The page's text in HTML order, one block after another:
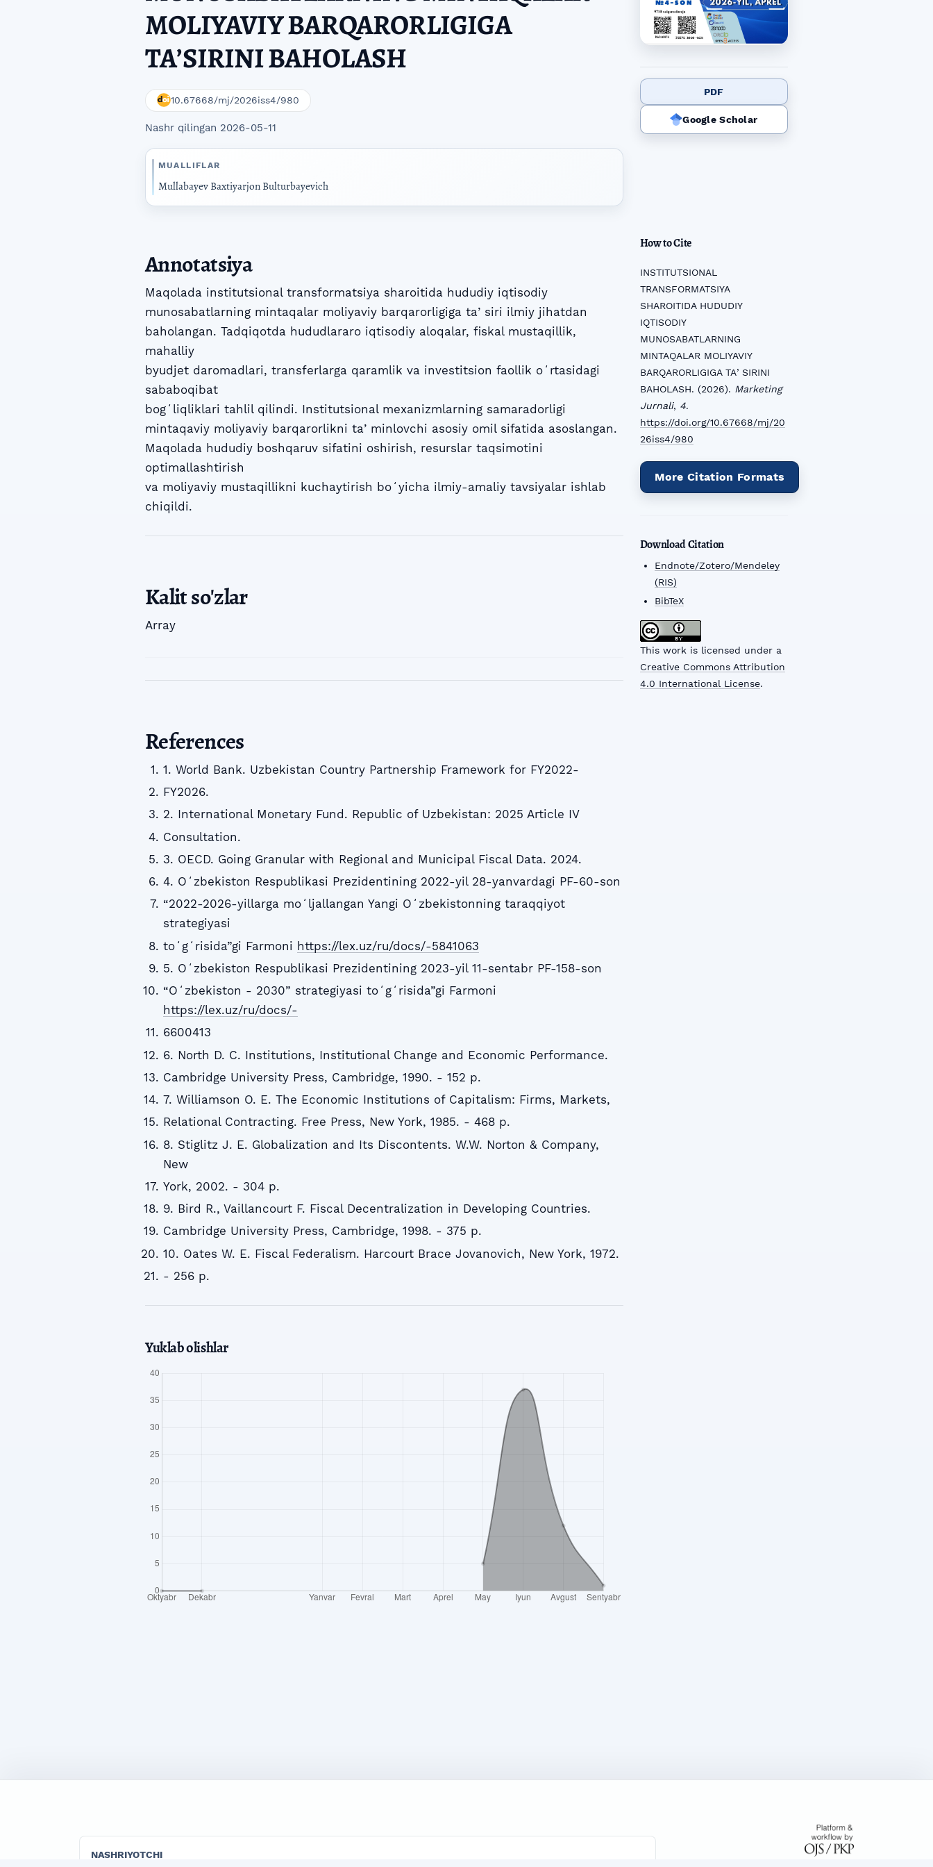
MOLIYAVIY BARQARORLIGIGA
TAʼSIRINI BAHOLASH
10.67668/mj/2026iss4/980
Nashr qilingan 2026-05-11
MUALLIFLAR
Mullabayev Baxtiyarjon Bulturbayevich
PDF
Google Scholar
How to Cite
INSTITUTSIONAL
TRANSFORMATSIYA
SHAROITIDA HUDUDIY
IQTISODIY
MUNOSABATLARNING
MINTAQALAR MOLIYAVIY
BARQARORLIGIGA TAʼSIRINI
BAHOLASH. (2026). Marketing
Jurnali, 4.
https://doi.org/10.67668/mj/20
26iss4/980
More Citation Formats
Download Citation
Endnote/Zotero/Mendeley
(RIS)
BibTeX
This work is licensed under a
Creative Commons Attribution
4.0 International License.
Annotatsiya
Maqolada institutsional transformatsiya sharoitida hududiy iqtisodiy
munosabatlarning mintaqalar moliyaviy barqarorligiga taʼsiri ilmiy jihatdan
baholangan. Tadqiqotda hududlararo iqtisodiy aloqalar, fiskal mustaqillik,
mahalliy
byudjet daromadlari, transferlarga qaramlik va investitsion faollik oʻrtasidagi
sababoqibat
bogʻliqliklari tahlil qilindi. Institutsional mexanizmlarning samaradorligi
mintaqaviy moliyaviy barqarorlikni taʼminlovchi asosiy omil sifatida asoslangan.
Maqolada hududiy boshqaruv sifatini oshirish, resurslar taqsimotini
optimallashtirish
va moliyaviy mustaqillikni kuchaytirish boʻyicha ilmiy-amaliy tavsiyalar ishlab
chiqildi.
Kalit so'zlar
Array
References
1. World Bank. Uzbekistan Country Partnership Framework for FY2022-
FY2026.
2. International Monetary Fund. Republic of Uzbekistan: 2025 Article IV
Consultation.
3. OECD. Going Granular with Regional and Municipal Fiscal Data. 2024.
4. Oʻzbekiston Respublikasi Prezidentining 2022-yil 28-yanvardagi PF-60-son
“2022-2026-yillarga moʻljallangan Yangi Oʻzbekistonning taraqqiyot
strategiyasi
toʻgʻrisida”gi Farmoni https://lex.uz/ru/docs/-5841063
5. Oʻzbekiston Respublikasi Prezidentining 2023-yil 11-sentabr PF-158-son
“Oʻzbekiston - 2030” strategiyasi toʻgʻrisida”gi Farmoni
https://lex.uz/ru/docs/-
6600413
6. North D. C. Institutions, Institutional Change and Economic Performance.
Cambridge University Press, Cambridge, 1990. - 152 p.
7. Williamson O. E. The Economic Institutions of Capitalism: Firms, Markets,
Relational Contracting. Free Press, New York, 1985. - 468 p.
8. Stiglitz J. E. Globalization and Its Discontents. W.W. Norton & Company,
New
York, 2002. - 304 p.
9. Bird R., Vaillancourt F. Fiscal Decentralization in Developing Countries.
Cambridge University Press, Cambridge, 1998. - 375 p.
10. Oates W. E. Fiscal Federalism. Harcourt Brace Jovanovich, New York, 1972.
- 256 p.
Yuklab olishlar
NASHRIYOTCHI